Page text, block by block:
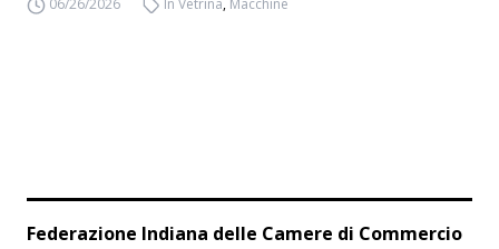
06/26/2026 In Vetrina, Macchine
Federazione Indiana delle Camere di Commercio